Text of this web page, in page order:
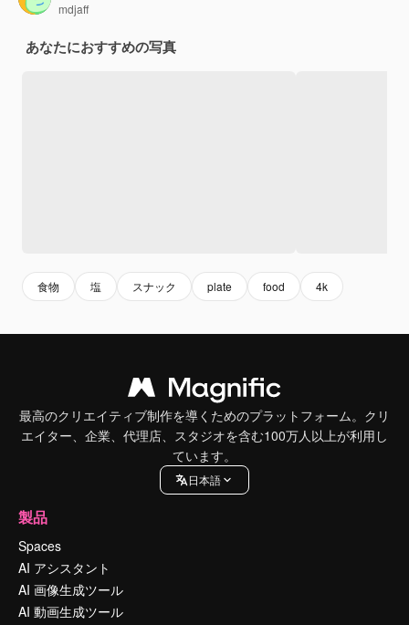
mdjaff
あなたにおすすめの写真
食物 塩 スナック plate food 4k
最高のクリエイティブ制作を導くためのプラットフォーム。クリ
エイター、企業、代理店、スタジオを含む100万人以上が利用し
ています。
日本語
製品
Spaces
AI アシスタント
AI 画像生成ツール
AI 動画生成ツール